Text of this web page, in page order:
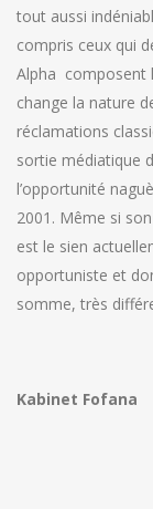
tout aussi
compris ceux qui
Alpha composent
change la nature
réclamations
sortie médiatique
l’opportunité
2001. Même si
est le sien
opportuniste et
somme, très
Kabinet Fofana